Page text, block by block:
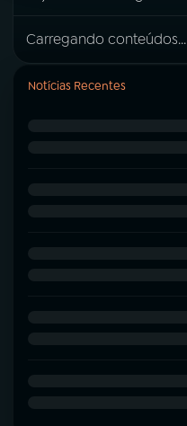
Carregando conteúdos...
Notícias Recentes